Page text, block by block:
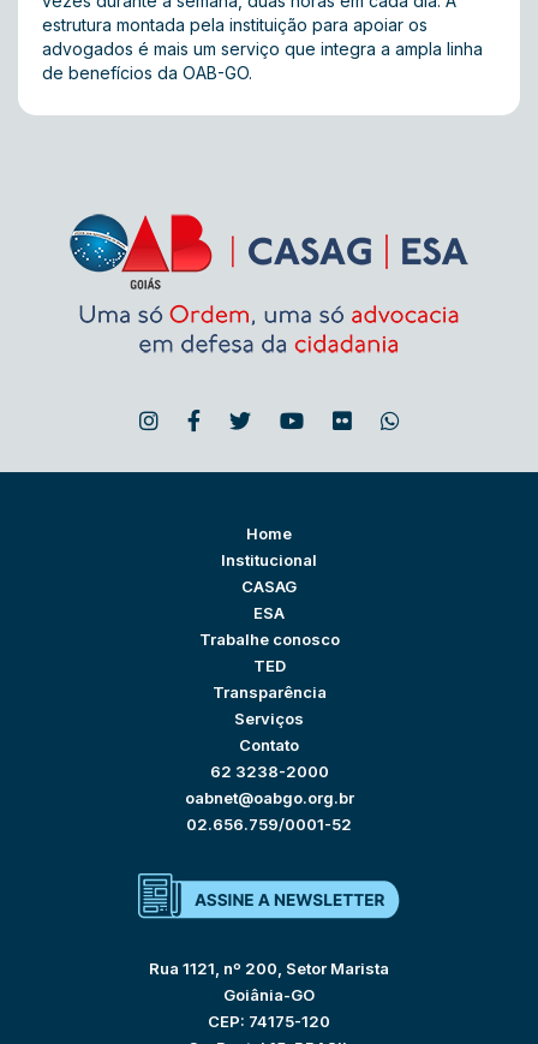
estrutura montada pela instituição para apoiar os
advogados é mais um serviço que integra a ampla linha
de benefícios da OAB-GO.
Home
Institucional
CASAG
ESA
Trabalhe conosco
TED
Transparência
Serviços
Contato
62 3238-2000
oabnet@oabgo.org.br
02.656.759/0001-52
Rua 1121, nº 200, Setor Marista
Goiânia-GO
CEP: 74175-120